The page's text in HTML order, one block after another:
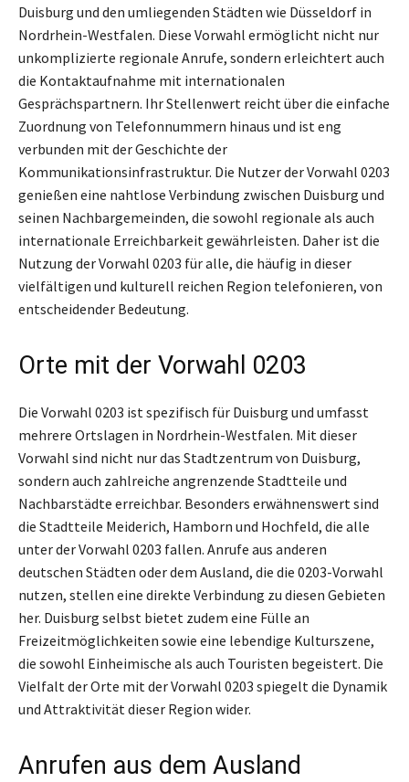
Duisburg und den umliegenden Städten wie Düsseldorf in
Nordrhein-Westfalen. Diese Vorwahl ermöglicht nicht nur
unkomplizierte regionale Anrufe, sondern erleichtert auch
die Kontaktaufnahme mit internationalen
Gesprächspartnern. Ihr Stellenwert reicht über die einfache
Zuordnung von Telefonnummern hinaus und ist eng
verbunden mit der Geschichte der
Kommunikationsinfrastruktur. Die Nutzer der Vorwahl 0203
genießen eine nahtlose Verbindung zwischen Duisburg und
seinen Nachbargemeinden, die sowohl regionale als auch
internationale Erreichbarkeit gewährleisten. Daher ist die
Nutzung der Vorwahl 0203 für alle, die häufig in dieser
vielfältigen und kulturell reichen Region telefonieren, von
entscheidender Bedeutung.
Orte mit der Vorwahl 0203
Die Vorwahl 0203 ist spezifisch für Duisburg und umfasst
mehrere Ortslagen in Nordrhein-Westfalen. Mit dieser
Vorwahl sind nicht nur das Stadtzentrum von Duisburg,
sondern auch zahlreiche angrenzende Stadtteile und
Nachbarstädte erreichbar. Besonders erwähnenswert sind
die Stadtteile Meiderich, Hamborn und Hochfeld, die alle
unter der Vorwahl 0203 fallen. Anrufe aus anderen
deutschen Städten oder dem Ausland, die die 0203-Vorwahl
nutzen, stellen eine direkte Verbindung zu diesen Gebieten
her. Duisburg selbst bietet zudem eine Fülle an
Freizeitmöglichkeiten sowie eine lebendige Kulturszene,
die sowohl Einheimische als auch Touristen begeistert. Die
Vielfalt der Orte mit der Vorwahl 0203 spiegelt die Dynamik
und Attraktivität dieser Region wider.
Anrufen aus dem Ausland